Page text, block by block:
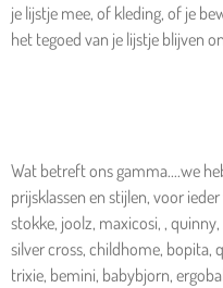
je lijstje mee, of kleding, of je
het tegoed van je lijstje blijven
Wat betreft ons gamma....we
prijsklassen en stijlen, voor
stokke, joolz, maxicosi, ,
silver cross, childhome, bopita,
trixie, bemini, babybjorn,